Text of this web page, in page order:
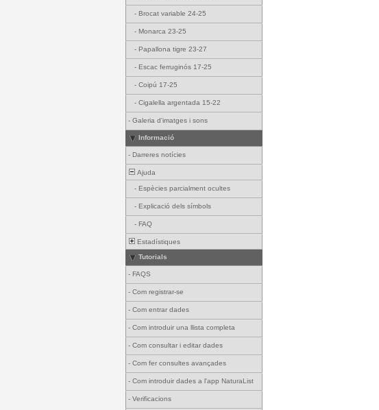
- Brocat variable 24-25
- Monarca 23-25
- Papallona tigre 23-27
- Escac ferruginós 17-25
- Coipú 17-25
- Cigalella argentada 15-22
- Galeria d'imatges i sons
Informació
- Darreres notícies
Ajuda
- Espècies parcialment ocultes
- Explicació dels símbols
- FAQ
Estadístiques
Tutorials
- FAQS
- Com registrar-se
- Com entrar dades
- Com introduir una llista completa
- Com consultar i editar dades
- Com fer consultes avançades
- Com introduir dades a l'app NaturaList
- Verificacions